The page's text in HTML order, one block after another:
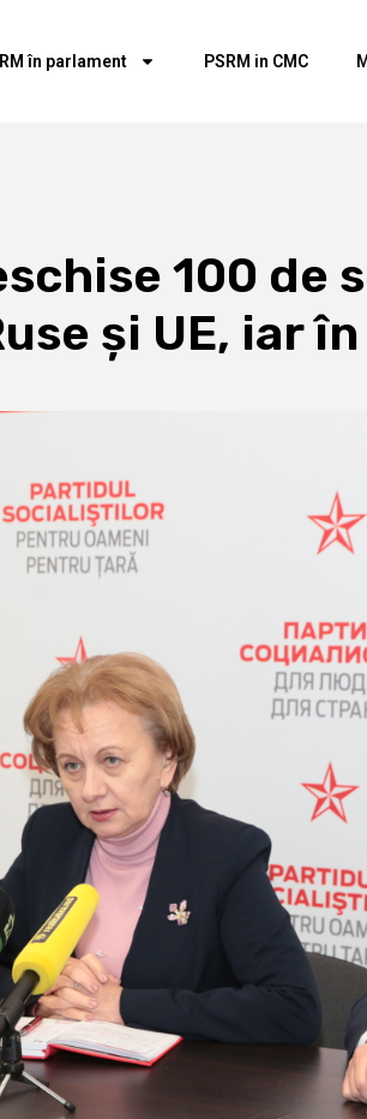
în parlament PSRM in CMC
100 de
și UE, iar în